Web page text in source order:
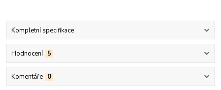
Kompletní specifikace
Hodnocení 5
Komentáře 0